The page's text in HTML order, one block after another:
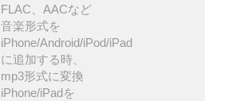
FLAC、AACなど
音楽形式を
iPhone/Android/iPod/iPad
に追加する時、
mp3形式に変換
iPhone/iPadを